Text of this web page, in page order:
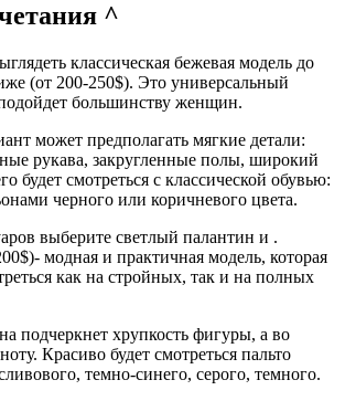
^
классическая бежевая модель до
(от 200-250$). Это универсальный
большинству женщин.
может предполагать мягкие детали:
рукава, закругленные полы, широкий
будет смотреться с классической обувью:
черного или коричневого цвета.
выберите светлый палантин и .
модная и практичная модель, которая
как на стройных, так и на полных
подчеркнет хрупкость фигуры, а во
Красиво будет смотреться пальто
темно-синего, серого, темного.